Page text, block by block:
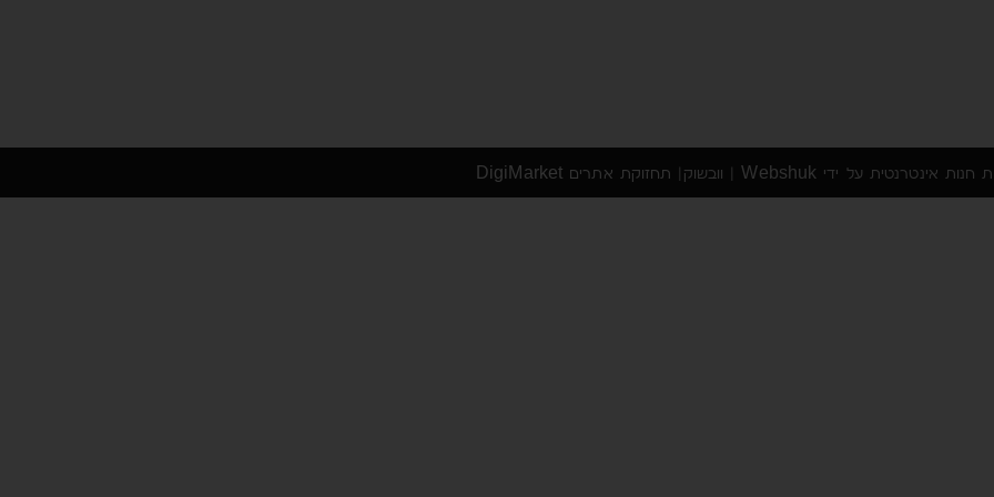
חנות אינטרנטית על ידי Webshuk | וובשוק | תחזוקת אתרים DigiMarket